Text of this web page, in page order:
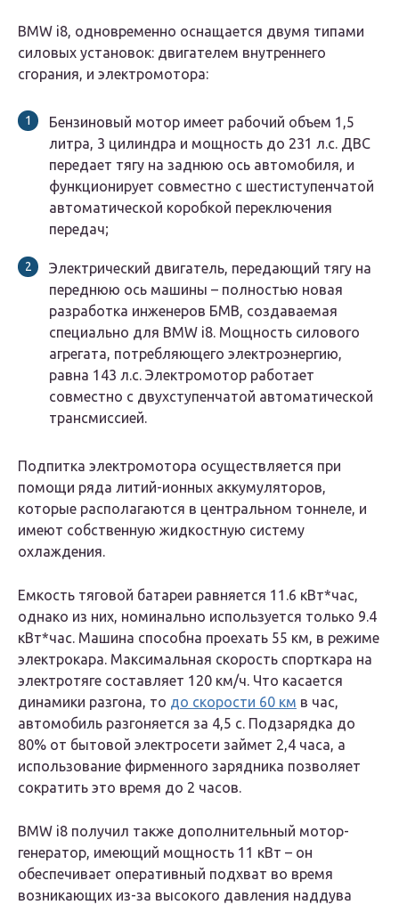
BMW i8, одновременно оснащается двумя типами
силовых установок: двигателем внутреннего
сгорания, и электромотора:
Бензиновый мотор имеет рабочий объем 1,5
литра, 3 цилиндра и мощность до 231 л.с. ДВС
передает тягу на заднюю ось автомобиля, и
функционирует совместно с шестиступенчатой
автоматической коробкой переключения
передач;
Электрический двигатель, передающий тягу на
переднюю ось машины – полностью новая
разработка инженеров БМВ, создаваемая
специально для BMW i8. Мощность силового
агрегата, потребляющего электроэнергию,
равна 143 л.с. Электромотор работает
совместно с двухступенчатой автоматической
трансмиссией.
Подпитка электромотора осуществляется при
помощи ряда литий-ионных аккумуляторов,
которые располагаются в центральном тоннеле, и
имеют собственную жидкостную систему
охлаждения.
Емкость тяговой батареи равняется 11.6 кВт*час,
однако из них, номинально используется только 9.4
кВт*час. Машина способна проехать 55 км, в режиме
электрокара. Максимальная скорость спорткара на
электротяге составляет 120 км/ч. Что касается
динамики разгона, то до скорости 60 км в час,
автомобиль разгоняется за 4,5 с. Подзарядка до
80% от бытовой электросети займет 2,4 часа, а
использование фирменного зарядника позволяет
сократить это время до 2 часов.
BMW i8 получил также дополнительный мотор-
генератор, имеющий мощность 11 кВт – он
обеспечивает оперативный подхват во время
возникающих из-за высокого давления наддува